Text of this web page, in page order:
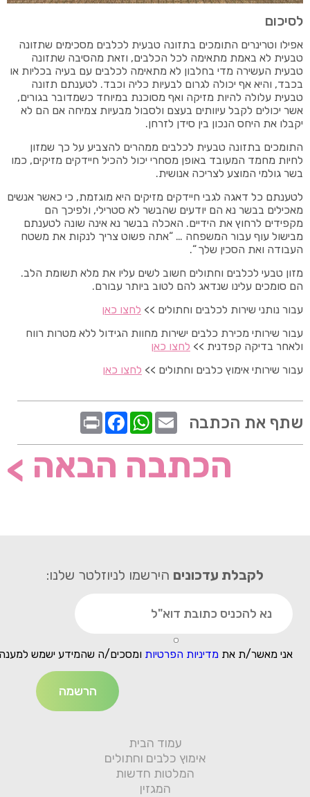
לסיכום
אפילו וטרינרים התומכים בתזונה טבעית לכלבים מסכימים שתזונה
טבעית לא באמת מתאימה לכל הכלבים, וזאת מהסיבה שתזונה
טבעית העשירה מדי בחלבון לא מתאימה לכלבים עם בעיה בכליות או
בכבד, והיא אף יכולה לגרום לבעיות כליה וכבד. לטענתם תזונה
טבעית עלולה להיות מזיקה ואף מסוכנת במיוחד כשמדובר בגורים,
אשר יכולים לקבל עיוותים בעצם ולסבול מבעיות צמיחה אם הם לא
יקבלו את היחס הנכון בין סידן לזרחן.
התומכים בתזונה טבעית לכלבים ממהרים להצביע על כך שמזון
לחיות מחמד המעובד באופן מסחרי יכול להכיל חיידקים מזיקים, כמו
בשר גולמי המוצע לצריכה אנושית.
לטענתם כל דאגה לגבי חיידקים מזיקים היא מוגזמת, כי כאשר אנשים
מאכילים בבשר נא הם יודעים שהבשר לא סטרילי, ולפיכך הם
מקפידים לרחוץ את הידיים. האכלה בבשר נא אינה שונה לטענתם
מבישול עוף עבור המשפחה … “אתה פשוט צריך לנקות את משטח
העבודה ואת הסכין שלך “.
מזון טבעי לכלבים וחתולים חשוב לשים עליו את מלא תשומת הלב.
הם סומכים עלינו שנדאג להם לטוב ביותר עבורם.
עבור נותני שירות לכלבים וחתולים >> לחצו כאן
עבור שירותי מכירת כלבים ישירות מחוות הגידול ללא מטרות רווח
ולאחר בדיקה קפדנית >> לחצו כאן
עבור שירותי אימוץ כלבים וחתולים >> לחצו כאן
שתף את הכתבה
הכתבה הבאה >
לקבלת עדכונים הירשמו לניוזלטר שלנו:
אני מאשר/ת את מדיניות הפרטיות ומסכים/ה שהמידע ישמש
עמוד הבית
אימוץ כלבים וחתולים
המלטות חדשות
המגזין